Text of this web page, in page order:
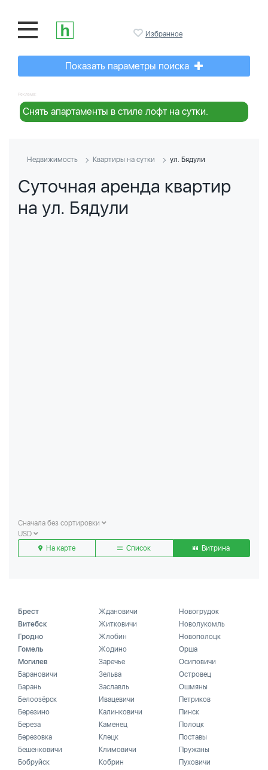
Избранное
Показать параметры поиска
Реклама:
Снять апартаменты в стиле лофт на сутки.
Недвижимость Квартиры на сутки ул. Бядули
Суточная аренда квартир
на ул. Бядули
Сначала без сортировки
USD
На карте
Список Витрина
Брест
Витебск
Гродно
Гомель
Могилев
Барановичи
Барань
Белоозёрск
Березино
Береза
Березовка
Бешенковичи
Бобруйск
Ждановичи
Житковичи
Жлобин
Жодино
Заречье
Зельва
Заславль
Ивацевичи
Калинковичи
Каменец
Клецк
Климовичи
Кобрин
Новогрудок
Новолукомль
Новополоцк
Орша
Осиповичи
Островец
Ошмяны
Петриков
Пинск
Полоцк
Поставы
Пружаны
Пуховичи